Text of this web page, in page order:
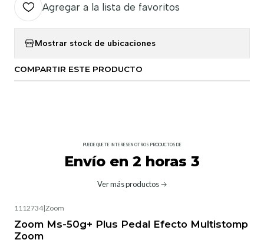
Agregar a la lista de favoritos
Mostrar stock de ubicaciones
COMPARTIR ESTE PRODUCTO
PUEDE QUE TE INTERESEN OTROS PRODUCTOS DE
Envío en 2 horas 3
Ver más productos
1112734|Zoom
Zoom Ms-50g+ Plus Pedal Efecto Multistomp
Zoom